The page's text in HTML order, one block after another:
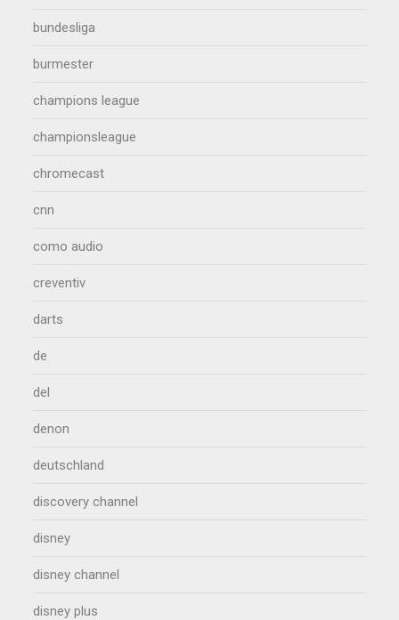
bundesliga
burmester
champions league
championsleague
chromecast
cnn
como audio
creventiv
darts
de
del
denon
deutschland
discovery channel
disney
disney channel
disney plus